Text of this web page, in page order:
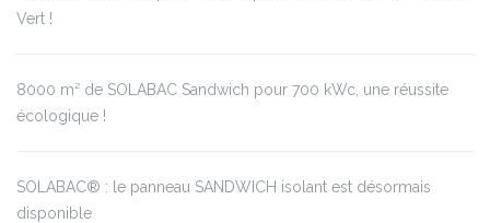
Vert !
8000 m² de SOLABAC Sandwich pour 700 kWc, une réussite
écologique !
SOLABAC® : le panneau SANDWICH isolant est désormais
disponible